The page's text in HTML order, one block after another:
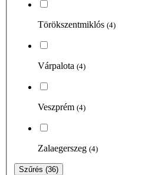
Törökszentmiklós (4)
Várpalota (4)
Veszprém (4)
Zalaegerszeg (4)
Szűrés (36)